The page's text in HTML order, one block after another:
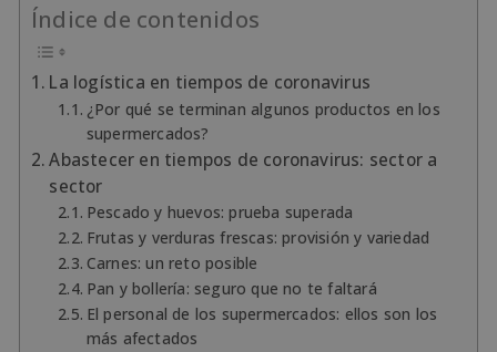
Índice de contenidos
La logística en tiempos de coronavirus
¿Por qué se terminan algunos productos en los
supermercados?
Abastecer en tiempos de coronavirus: sector a
sector
Pescado y huevos: prueba superada
Frutas y verduras frescas: provisión y variedad
Carnes: un reto posible
Pan y bollería: seguro que no te faltará
El personal de los supermercados: ellos son los
más afectados